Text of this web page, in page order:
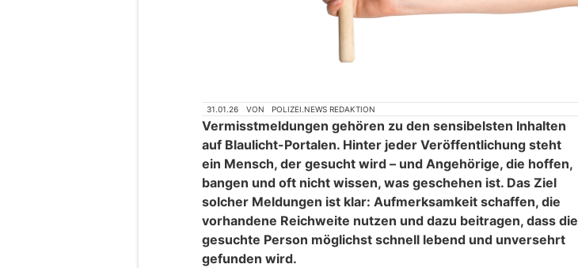
31.01.26 VON POLIZEI.NEWS REDAKTION
Vermisstmeldungen gehören zu den sensibelsten Inhalten
auf Blaulicht-Portalen. Hinter jeder Veröffentlichung steht
ein Mensch, der gesucht wird – und Angehörige, die hoffen,
bangen und oft nicht wissen, was geschehen ist. Das Ziel
solcher Meldungen ist klar: Aufmerksamkeit schaffen, die
vorhandene Reichweite nutzen und dazu beitragen, dass die
gesuchte Person möglichst schnell lebend und unversehrt
gefunden wird.